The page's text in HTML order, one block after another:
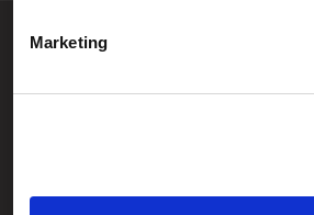
Marketing
Allmänna frågor: